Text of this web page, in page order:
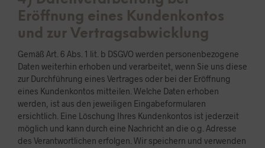
Eröffnung eines Kundenkontos
und zur Vertragsabwicklung
Gemäß Art. 6 Abs. 1 lit. b DSGVO werden personenbezogene
Daten weiterhin erhoben und verarbeitet, wenn Sie uns diese
zur Durchführung eines Vertrages oder bei der Eröffnung
eines Kundenkontos mitteilen. Welche Daten erhoben
werden, ist aus den jeweiligen Eingabeformularen
ersichtlich. Eine Löschung Ihres Kundenkontos ist jederzeit
möglich und kann durch eine Nachricht an die o.g. Adresse
des Verantwortlichen erfolgen. Wir speichern und verwenden